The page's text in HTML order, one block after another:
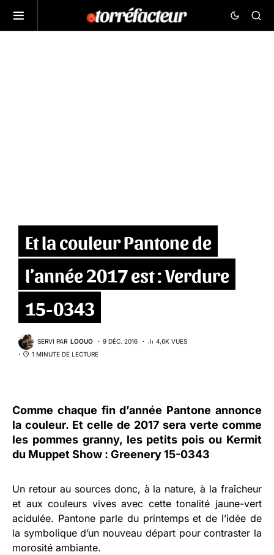
Et la couleur Pantone de
l’année 2017 est : Verdure
15-0343
SERVI PAR LOOUO 9 DÉC. 2016
4,6K VUES
1 MINUTE DE LECTURE
Comme chaque fin d’année Pantone annonce
la couleur. Et celle de 2017 sera verte comme
les pommes granny, les petits pois ou Kermit
du Muppet Show : Greenery 15-0343
Un retour au sources donc, à la nature, à la fraîcheur
et aux couleurs vives avec cette tonalité jaune-vert
acidulée. Pantone parle du printemps et de l’idée de
la symbolique d’un nouveau départ pour contraster la
morosité ambiante.